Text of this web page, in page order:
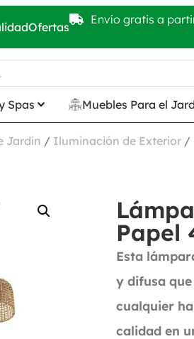
Ofertas
Envío gratis a
Spas Muebles Para el
Jardín / Iluminación de Exterior /
Papel
Esta
y difusa
cualquier
calidad en